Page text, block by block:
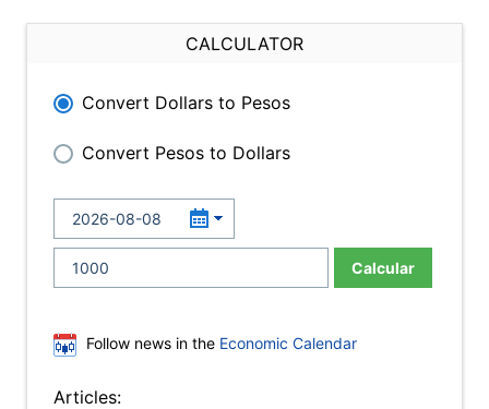
CALCULATOR
Convert Dollars to Pesos
Convert Pesos to Dollars
Calcular
Follow news in the Economic Calendar
Articles: